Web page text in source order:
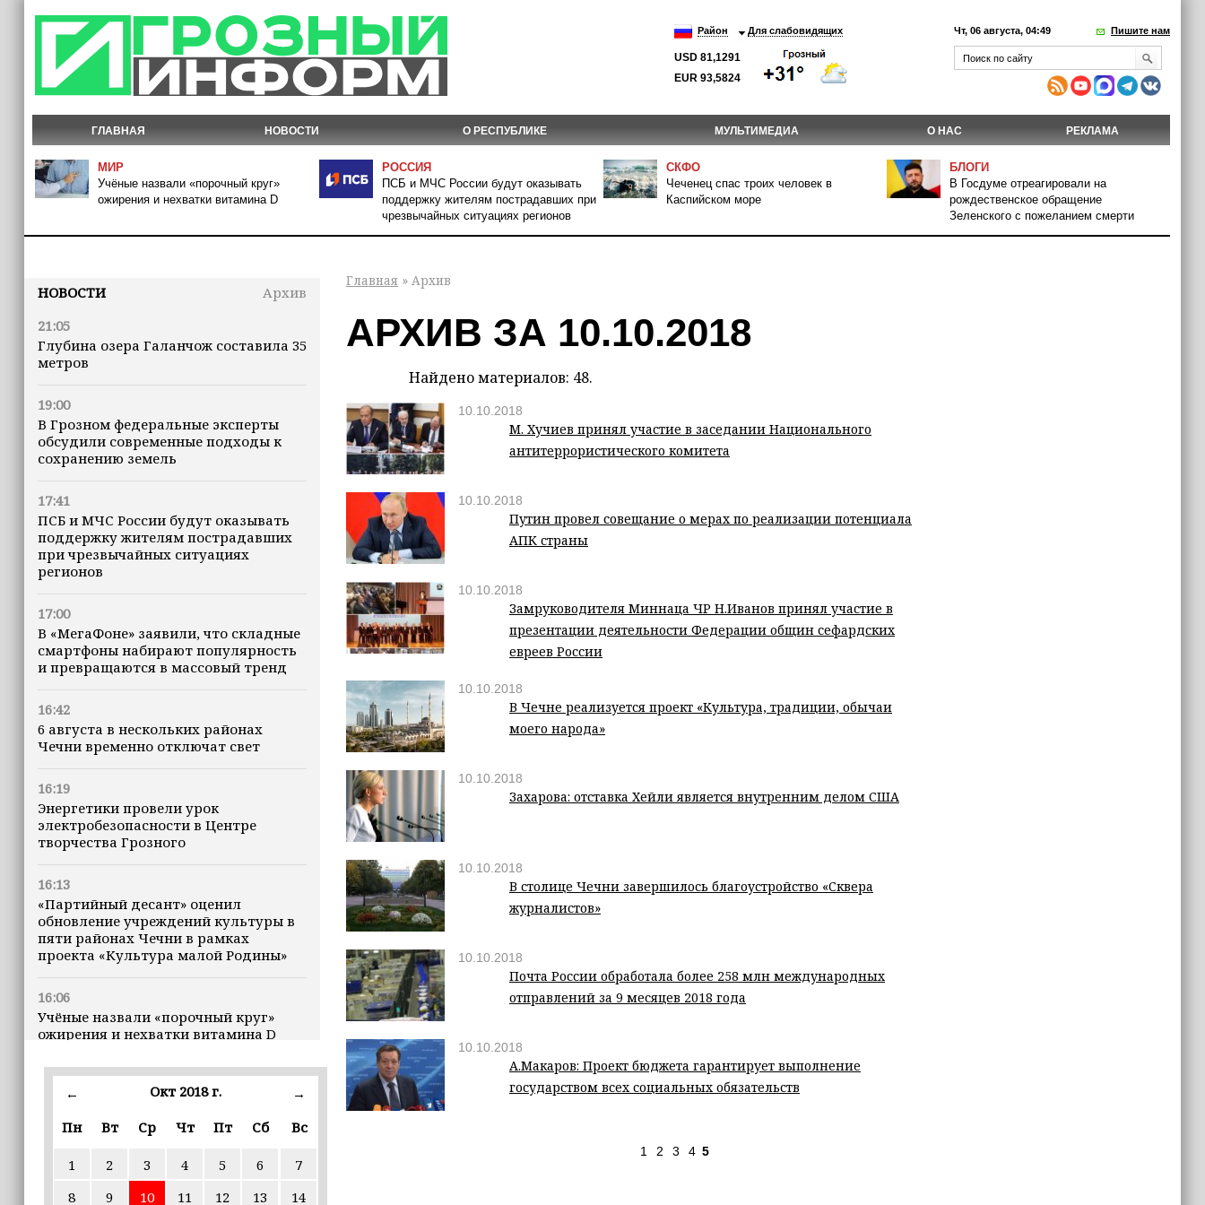
Район Для слабовидящих
USD 81,1291
EUR 93,5824
Чт, 06 августа, 04:49 Пишите нам
ГЛАВНАЯ НОВОСТИ О РЕСПУБЛИКЕ МУЛЬТИМЕДИА О НАС РЕКЛАМА
МИР
Учёные назвали «порочный круг»
ожирения и нехватки витамина D
РОССИЯ
ПСБ и МЧС России будут оказывать
поддержку жителям пострадавших при
чрезвычайных ситуациях регионов
СКФО
Чеченец спас троих человек в
Каспийском море
БЛОГИ
В Госдуме отреагировали на
рождественское обращение
Зеленского с пожеланием смерти
НОВОСТИ
Архив
21:05
Глубина озера Галанчож составила 35
метров
19:00
В Грозном федеральные эксперты
обсудили современные подходы к
сохранению земель
17:41
ПСБ и МЧС России будут оказывать
поддержку жителям пострадавших
при чрезвычайных ситуациях
регионов
17:00
В «МегаФоне» заявили, что складные
смартфоны набирают популярность
и превращаются в массовый тренд
16:42
6 августа в нескольких районах
Чечни временно отключат свет
16:19
Энергетики провели урок
электробезопасности в Центре
творчества Грозного
16:13
«Партийный десант» оценил
обновление учреждений культуры в
пяти районах Чечни в рамках
проекта «Культура малой Родины»
16:06
Учёные назвали «порочный круг»
ожирения и нехватки витамина D
16:00
В Чеченской Республике начинается
В Чеченской Республики
избирательные комиссии
← Окт 2018 г.
→
Пн
Вт Ср Чт Пт Сб Вс
1 2 3 4 5 6
7
8
9 10 11 12 13 14
Главная » Архив
АРХИВ ЗА 10.10.2018
Найдено материалов: 48.
10.10.2018
М. Хучиев принял участие в заседании Национального
антитеррористического комитета
10.10.2018
Путин провел совещание о мерах по реализации потенциала
АПК страны
10.10.2018
Замруководителя Миннаца ЧР Н.Иванов принял участие в
презентации деятельности Федерации общин сефардских
евреев России
10.10.2018
В Чечне реализуется проект «Культура, традиции, обычаи
моего народа»
10.10.2018
Захарова: отставка Хейли является внутренним делом США
10.10.2018
В столице Чечни завершилось благоустройство «Сквера
журналистов»
10.10.2018
Почта России обработала более 258 млн международных
отправлений за 9 месяцев 2018 года
10.10.2018
А.Макаров: Проект бюджета гарантирует выполнение
государством всех социальных обязательств
1 2 3 4 5